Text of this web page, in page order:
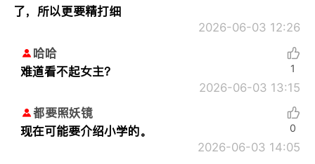
了，所以更要精打细
2026-06-03 12:26
哈哈
难道看不起女主？
2026-06-03 13:15
1
都要照妖镜
现在可能要介绍小学的。
2026-06-03 14:05
0